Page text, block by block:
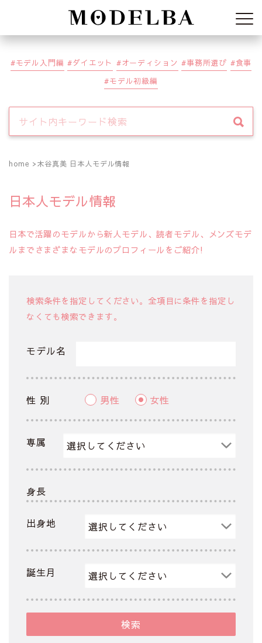
Modelba
モデル入門編 ダイエット オーディション 事務所選び
食事
モデル初級編
home 木谷真美 日本人モデル情報
日本人モデル情報
日本で活躍のモデルから新人モデル、読者モデル、メンズモデ
ルまでさまざまなモデルのプロフィールをご紹介!
検索条件を指定してください。全項目に条件を指定し
なくても検索できます。
モデル名
性 別 男性 女性
専属
身長
出身地
誕生月
検索